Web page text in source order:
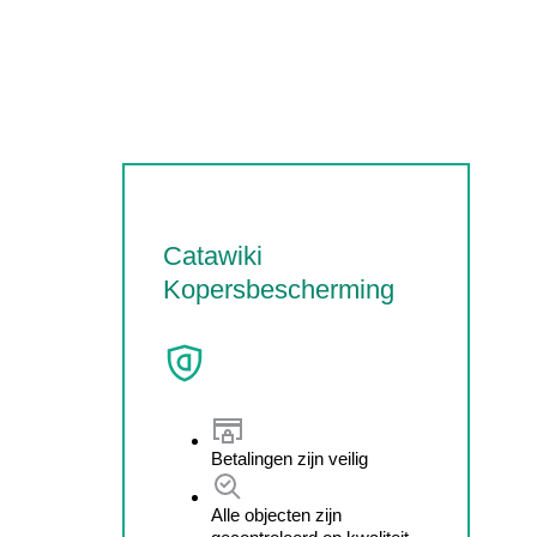
Catawiki
Kopersbescherming
Betalingen zijn veilig
Alle objecten zijn